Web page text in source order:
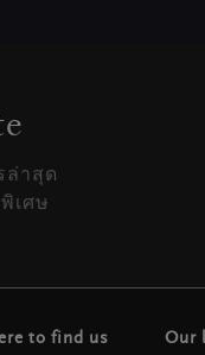
ล่าสุด
เศษ
to find us Our